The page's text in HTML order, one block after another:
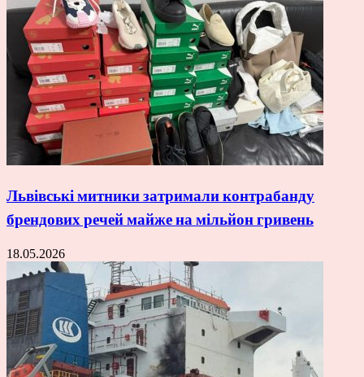
Львівські митники затримали контрабанду
брендових речей майже на мільйон гривень
18.05.2026